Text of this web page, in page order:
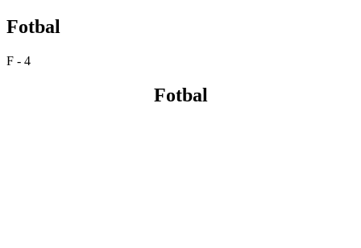
Fotbal
F - 4
Fotbal